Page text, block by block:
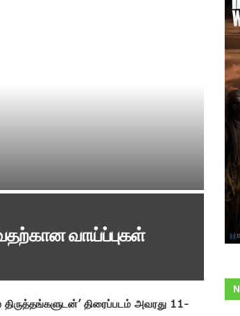
வாய்ப்புகள்
திருத்தங்களுடன்’ திரைப்படம் அவரது 11-